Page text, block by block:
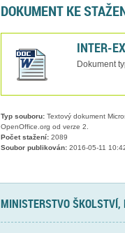
DOKUMENT KE
INTER-
Dokument
Typ souboru:Textový dokument
OpenOffice.org od verze 2.
Počet stažení:2089
Soubor publikován:2016-05-11
MINISTERSTVO ŠKOLSTVÍ,